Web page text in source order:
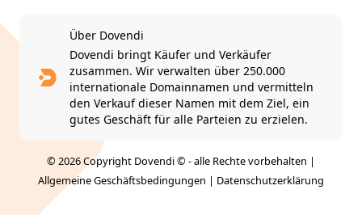
Über Dovendi
Dovendi bringt Käufer und Verkäufer
zusammen. Wir verwalten über 250.000
internationale Domainnamen und vermitteln
den Verkauf dieser Namen mit dem Ziel, ein
gutes Geschäft für alle Parteien zu erzielen.
© 2026 Copyright Dovendi © - alle Rechte vorbehalten |
Allgemeine Geschäftsbedingungen | Datenschutzerklärung